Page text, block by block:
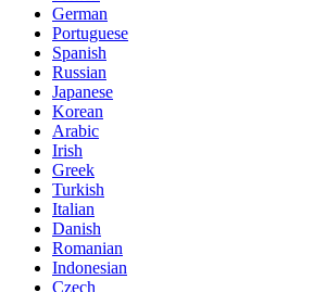
German
Portuguese
Spanish
Russian
Japanese
Korean
Arabic
Irish
Greek
Turkish
Italian
Danish
Romanian
Indonesian
Czech